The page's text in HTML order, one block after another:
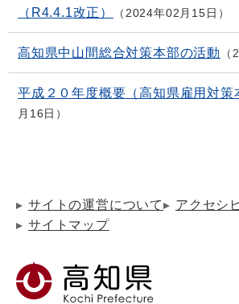
（R4.4.1改正）
2024年02月15日
高知県中山間総合対策本部の活動
平成２０年度概要（高知県雇用対策
月16日
サイトの運営について
アクセシ
サイトマップ